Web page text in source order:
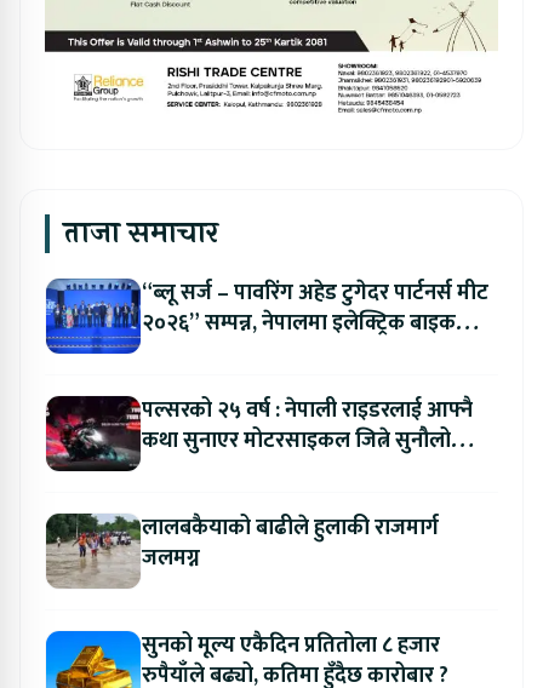
ताजा समाचार
“ब्लू सर्ज – पावरिंग अहेड टुगेदर पार्टनर्स मीट
२०२६” सम्पन्न, नेपालमा इलेक्ट्रिक बाइक
पल्सरको २५ वर्ष : नेपाली राइडरलाई आफ्नै
कथा सुनाएर मोटरसाइकल जित्ने सुनौलो
लालबकैयाको बाढीले हुलाकी राजमार्ग
जलमग्न
सुनको मूल्य एकैदिन प्रतितोला ८ हजार
रुपैयाँले बढ्यो, कतिमा हुँदैछ कारोबार ?